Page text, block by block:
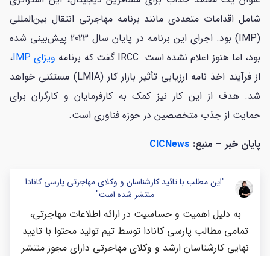
شامل اقدامات متعددی مانند برنامه مهاجرتی انتقال بین‌المللی
(IMP) بود. اجرای این برنامه در پایان سال 2023 پیش‌بینی شده
بود، اما هنوز اعلام نشده است. IRCC گفت که برنامه
ویزای IMP
،
از فرآیند اخذ نامه ارزیابی تأثیر بازار کار (LMIA) مستثنی خواهد
شد. هدف از این کار نیز کمک به کارفرمایان و کارگران برای
حمایت از جذب متخصصین در حوزه فناوری است.
پایان خبر – منبع: CICNews
"این مطلب با تائید کارشناسان و وکلای مهاجرتی پارسی کانادا
منتشر شده است"
به دلیل اهمیت و حساسیت در ارائه اطلاعات مهاجرتی،
تمامی مطالب پارسی کانادا توسط تیم تولید محتوا با تایید
نهایی کارشناسان ارشد و وکلای مهاجرتی دارای مجوز منتشر